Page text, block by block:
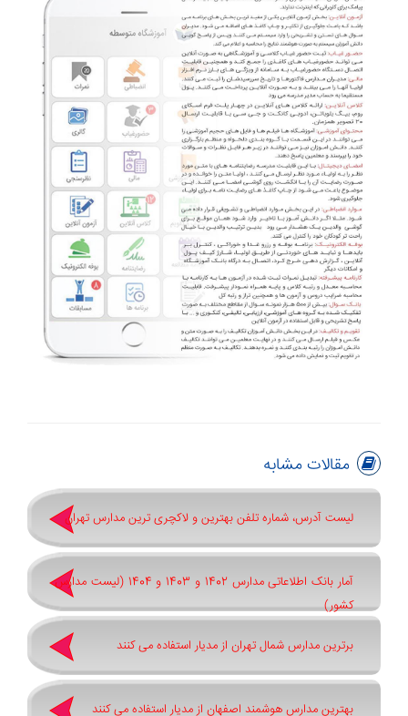
مقالات مشابه
لیست آدرس، شماره تلفن بهترین و لاکچری ترین مدارس تهران
آمار بانک اطلاعاتی مدارس 1402 و 1403 و 1404 (لیست مدارس
کشور)
برترین مدارس شمال تهران از مدیار استفاده می کنند
بهترین مدارس هوشمند اصفهان از مدیار استفاده می کنند